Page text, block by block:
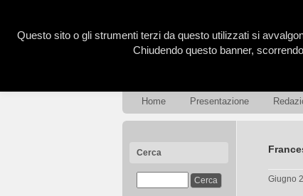
Home Presentazione
Cerca
Giugno
Questo sito o gli strumenti terzi da questo utilizzati si
Chiudendo questo banner,